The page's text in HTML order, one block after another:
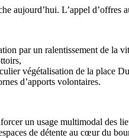
aujourd’hui. L’appel
par un ralentissement de la
végétalisation de la place
d’apports volontaires.
un usage multimodal des
de détente au cœur du